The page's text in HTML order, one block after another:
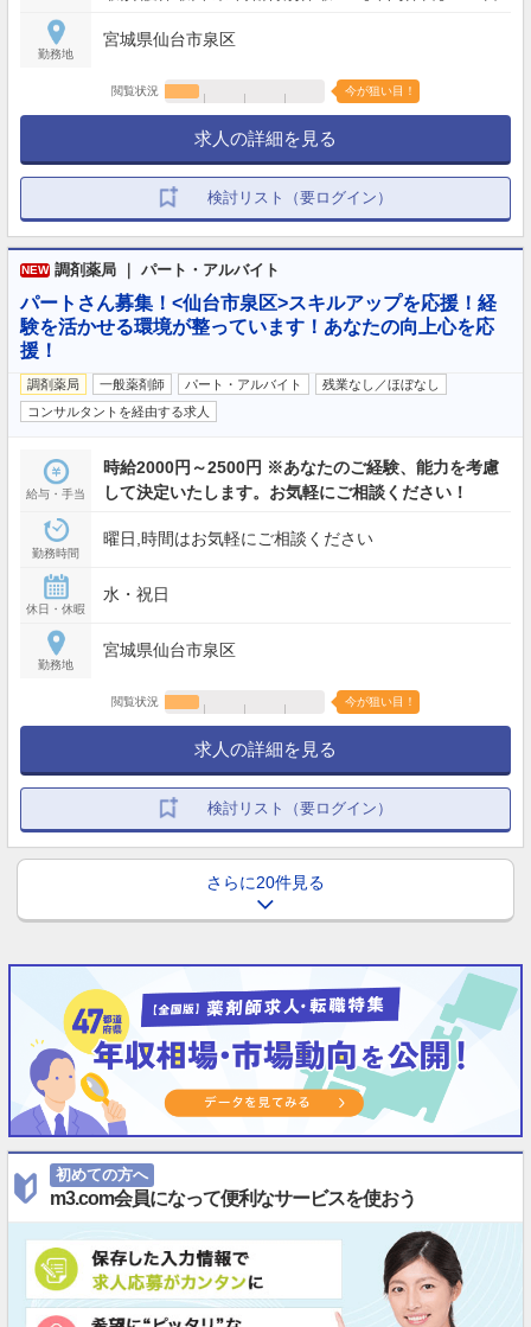
勤務地
宮城県仙台市泉区
閲覧状況 今が狙い目！
求人の詳細を見る
検討リスト（要ログイン）
NEW 調剤薬局 ｜ パート・アルバイト
パートさん募集！<仙台市泉区>スキルアップを応援！経
験を活かせる環境が整っています！あなたの向上心を応
援！
調剤薬局 一般薬剤師 パート・アルバイト
残業なし／ほぼなし
コンサルタントを経由する求人
給与・手当
時給2000円～2500円 ※あなたのご経験、能力を考慮
して決定いたします。お気軽にご相談ください！
勤務時間
曜日,時間はお気軽にご相談ください
休日・休暇
水・祝日
勤務地
宮城県仙台市泉区
閲覧状況 今が狙い目！
求人の詳細を見る
検討リスト（要ログイン）
さらに20件見る
初めての方へ
m3.com会員になって便利なサービスを使おう